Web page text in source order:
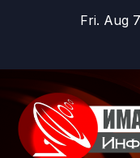
Fri. Aug